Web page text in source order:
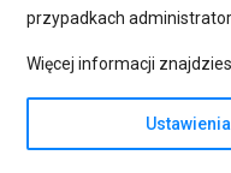
przypadkach
Więcej informacji
Ustawienia